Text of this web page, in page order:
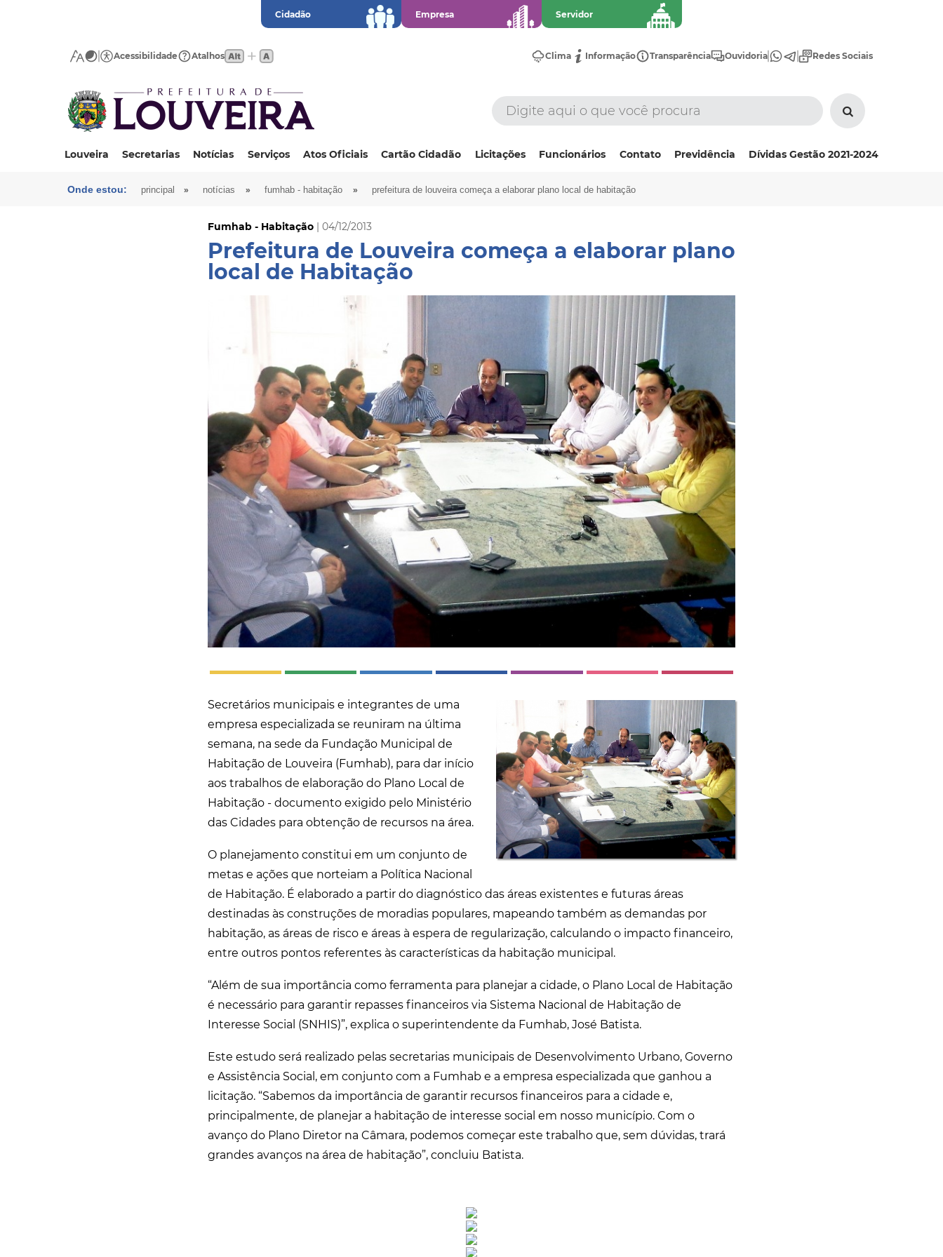
Cidadão Empresa Servidor
Acessibilidade Atalhos Clima Informação Transparência Ouvidoria Redes Sociais
Louveira Secretarias Notícias Serviços Atos Oficiais Cartão Cidadão Licitações Funcionários Contato Previdência Dívidas Gestão 2021-2024
Onde estou: principal » notícias » fumhab - habitação » prefeitura de louveira começa a elaborar plano local de habitação
Fumhab - Habitação | 04/12/2013
Prefeitura de Louveira começa a elaborar plano
local de Habitação
Secretários municipais e integrantes de uma
empresa especializada se reuniram na última
semana, na sede da Fundação Municipal de
Habitação de Louveira (Fumhab), para dar início
aos trabalhos de elaboração do Plano Local de
Habitação - documento exigido pelo Ministério
das Cidades para obtenção de recursos na área.
O planejamento constitui em um conjunto de
metas e ações que norteiam a Política Nacional
de Habitação. É elaborado a partir do diagnóstico das áreas existentes e futuras áreas
destinadas às construções de moradias populares, mapeando também as demandas por
habitação, as áreas de risco e áreas à espera de regularização, calculando o impacto financeiro,
entre outros pontos referentes às características da habitação municipal.
“Além de sua importância como ferramenta para planejar a cidade, o Plano Local de Habitação
é necessário para garantir repasses financeiros via Sistema Nacional de Habitação de
Interesse Social (SNHIS)”, explica o superintendente da Fumhab, José Batista.
Este estudo será realizado pelas secretarias municipais de Desenvolvimento Urbano, Governo
e Assistência Social, em conjunto com a Fumhab e a empresa especializada que ganhou a
licitação. “Sabemos da importância de garantir recursos financeiros para a cidade e,
principalmente, de planejar a habitação de interesse social em nosso município. Com o
avanço do Plano Diretor na Câmara, podemos começar este trabalho que, sem dúvidas, trará
grandes avanços na área de habitação”, concluiu Batista.